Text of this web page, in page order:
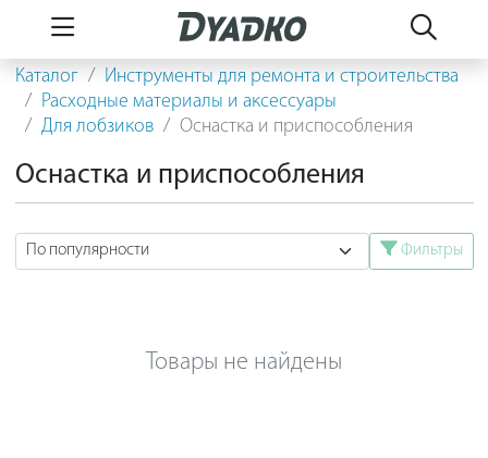
Каталог
Инструменты для ремонта и строительства
Расходные материалы и аксессуары
Для лобзиков
Оснастка и приспособления
Оснастка и приспособления
Фильтры
Товары не найдены